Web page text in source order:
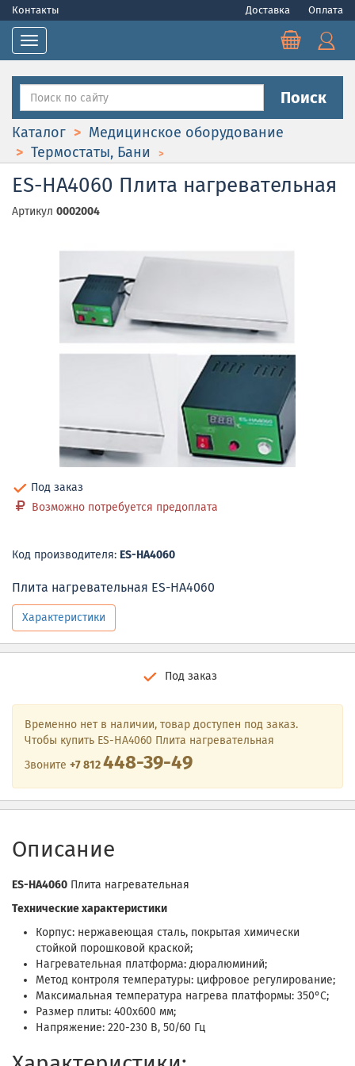
Контакты Доставка Оплата
Toggle navigation
Поиск
Каталог
Медицинское оборудование
Термостаты, Бани
ES-HA4060 Плита нагревательная
Артикул 0002004
Под заказ
Возможно потребуется предоплата
Код производителя: ES-HA4060
Плита нагревательная ES-HA4060
Характеристики
Под заказ
Временно нет в наличии, товар доступен под заказ.
Чтобы купить ES-HA4060 Плита нагревательная
Звоните +7 812448-39-49
Описание
ES-HA4060 Плита нагревательная
Технические характеристики
Корпус: нержавеющая сталь, покрытая химически
стойкой порошковой краской;
Нагревательная платформа: дюралюминий;
Метод контроля температуры: цифровое регулирование;
Максимальная температура нагрева платформы: 350°С;
Размер плиты: 400х600 мм;
Напряжение: 220-230 В, 50/60 Гц